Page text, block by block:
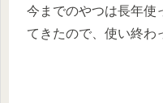
今までのやつは長年使
てきたので、使い終わ